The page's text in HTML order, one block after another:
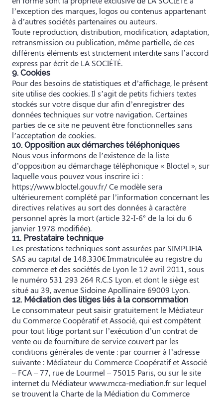
l’exception des marques, logos ou contenus appartenant
à d’autres sociétés partenaires ou auteurs.
Toute reproduction, distribution, modification, adaptation,
retransmission ou publication, même partielle, de ces
différents éléments est strictement interdite sans l’accord
express par écrit de LA SOCIÉTÉ.
9. Cookies
Pour des besoins de statistiques et d’affichage, le présent
site utilise des cookies. Il s’agit de petits fichiers textes
stockés sur votre disque dur afin d’enregistrer des
données techniques sur votre navigation. Certaines
parties de ce site ne peuvent être fonctionnelles sans
l’acceptation de cookies.
10. Opposition aux démarches téléphoniques
Nous vous informons de l’existence de la liste
d’opposition au démarchage téléphonique « Bloctel », sur
laquelle vous pouvez vous inscrire ici :
https://www.bloctel.gouv.fr/Ce modèle sera
ultérieurement complété par l’information concernant les
directives relatives au sort des données à caractère
personnel après la mort (article 32-I-6° de la loi du 6
janvier 1978 modifiée).
11. Prestataire technique
Les prestations techniques sont assurées par SIMPLIFIA
SAS au capital de 148.330€ Immatriculée au registre du
commerce et des sociétés de Lyon le 12 avril 2011, sous
le numéro 531 293 264 R.C.S Lyon. et dont le siège est
situé au 39, avenue Sidoine Apollinaire 69009 Lyon.
12. Médiation des litiges liés à la consommation
Le consommateur peut saisir gratuitement le Médiateur
du Commerce Coopératif et Associé, qui est compétent
pour tout litige portant sur l’exécution d’un contrat de
vente ou de fourniture de service couvert par les
conditions générales de vente : par courrier à l’adresse
suivante : Médiateur du Commerce Coopératif et Associé
– FCA – 77, rue de Lourmel – 75015 Paris, ou sur le site
internet du Médiateur www.mcca-mediation.fr sur lequel
se trouvent la Charte de la Médiation du Commerce